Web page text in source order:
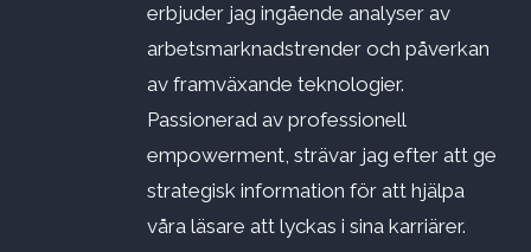
erbjuder jag ingående analyser av
arbetsmarknadstrender och påverkan
av framväxande teknologier.
Passionerad av professionell
empowerment, strävar jag efter att ge
strategisk information för att hjälpa
våra läsare att lyckas i sina karriärer.